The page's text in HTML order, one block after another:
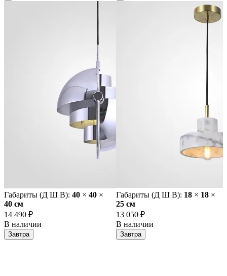
Габариты (Д Ш В): 40 × 40 ×
40 cм
14 490 ₽
В наличии
Завтра
Габариты (Д Ш В): 18 × 18 ×
25 cм
13 050 ₽
В наличии
Завтра